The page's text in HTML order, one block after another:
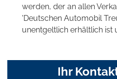
werden, der an allen
'Deutschen Automobil
unentgeltlich erhältlich ist
Ihr